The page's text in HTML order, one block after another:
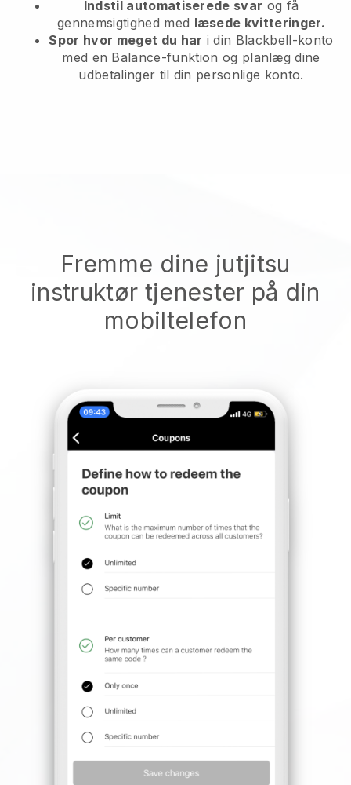
Indstil automatiserede svar og få
gennemsigtighed med læsede kvitteringer.
Spor hvor meget du har i din Blackbell-konto
med en Balance-funktion og planlæg dine
udbetalinger til din personlige konto.
Fremme dine jutjitsu
instruktør tjenester på din
mobiltelefon